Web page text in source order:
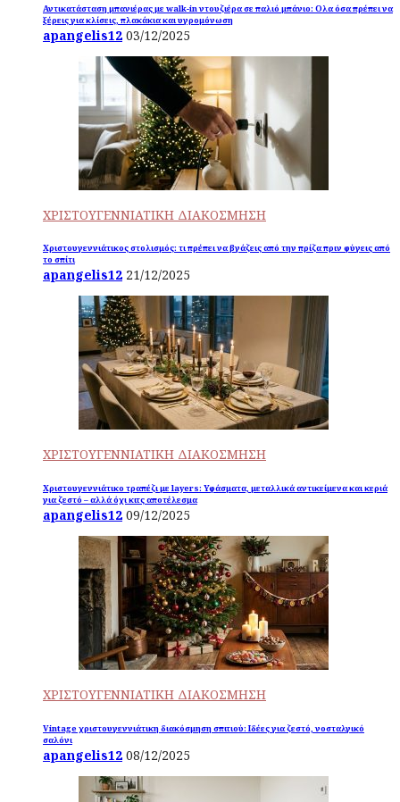
Αντικατάσταση μπανιέρας με walk-in ντουζιέρα σε παλιό μπάνιο: Ολα όσα πρέπει να
ξέρεις για κλίσεις, πλακάκια και υγρομόνωση
apangelis12 03/12/2025
ΧΡΙΣΤΟΥΓΕΝΝΙΑΤΙΚΗ ΔΙΑΚΟΣΜΗΣΗ
Χριστουγεννιάτικος στολισμός: τι πρέπει να βγάζεις από την πρίζα πριν φύγεις από
το σπίτι
apangelis12 21/12/2025
ΧΡΙΣΤΟΥΓΕΝΝΙΑΤΙΚΗ ΔΙΑΚΟΣΜΗΣΗ
Χριστουγεννιάτικο τραπέζι με layers: Υφάσματα, μεταλλικά αντικείμενα και κεριά
για ζεστό – αλλά όχι κιτς αποτέλεσμα
apangelis12 09/12/2025
ΧΡΙΣΤΟΥΓΕΝΝΙΑΤΙΚΗ ΔΙΑΚΟΣΜΗΣΗ
Vintage χριστουγεννιάτικη διακόσμηση σπιτιού: Ιδέες για ζεστό, νοσταλγικό
σαλόνι
apangelis12 08/12/2025